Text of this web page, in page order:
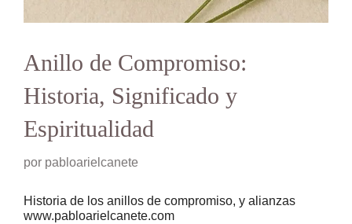
Anillo de Compromiso:
Historia, Significado y
Espiritualidad
por pabloarielcanete
Historia de los anillos de compromiso, y alianzas
www.pabloarielcanete.com